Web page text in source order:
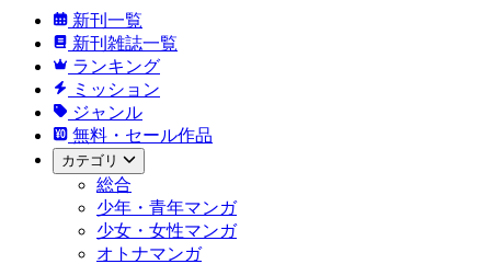
新刊一覧
新刊雑誌一覧
ランキング
ミッション
ジャンル
無料・セール作品
カテゴリ
総合
少年・青年マンガ
少女・女性マンガ
オトナマンガ